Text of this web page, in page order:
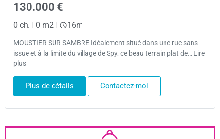
130.000 €
0 ch. | 0 m2 | 16m
MOUSTIER SUR SAMBRE Idéalement situé dans une rue sans
issue et à la limite du village de Spy, ce beau terrain plat de… Lire
plus
Plus de détails Contactez-moi